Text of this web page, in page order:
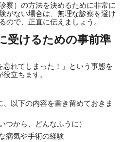
察）の方法を決めるために非常に
がない場合は、無理な診察を避け
ので、正直に伝えましょう。
受けるための事前準
忘れてしまった！」という事態を
立ちます。
以下の内容を書き留めておきま
つから、どんなふうに）
病気や手術の経験